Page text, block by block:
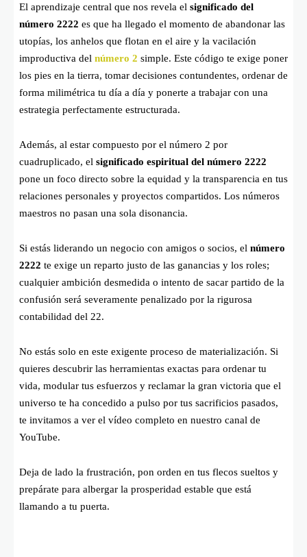
El aprendizaje central que nos revela el significado del
número 2222 es que ha llegado el momento de abandonar las
utopías, los anhelos que flotan en el aire y la vacilación
improductiva del número 2 simple. Este código te exige poner
los pies en la tierra, tomar decisiones contundentes, ordenar de
forma milimétrica tu día a día y ponerte a trabajar con una
estrategia perfectamente estructurada.
Además, al estar compuesto por el número 2 por
cuadruplicado, el significado espiritual del número 2222
pone un foco directo sobre la equidad y la transparencia en tus
relaciones personales y proyectos compartidos. Los números
maestros no pasan una sola disonancia.
Si estás liderando un negocio con amigos o socios, el número
2222 te exige un reparto justo de las ganancias y los roles;
cualquier ambición desmedida o intento de sacar partido de la
confusión será severamente penalizado por la rigurosa
contabilidad del 22.
No estás solo en este exigente proceso de materialización. Si
quieres descubrir las herramientas exactas para ordenar tu
vida, modular tus esfuerzos y reclamar la gran victoria que el
universo te ha concedido a pulso por tus sacrificios pasados,
te invitamos a ver el vídeo completo en nuestro canal de
YouTube.
Deja de lado la frustración, pon orden en tus flecos sueltos y
prepárate para albergar la prosperidad estable que está
llamando a tu puerta.